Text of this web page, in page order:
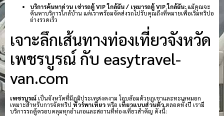
บริการค้นหาด่วน เช่ารถตู้ VIP ใกล้ฉัน / เหมารถตู้ VIP ใกล้ฉัน:แม้คุณจะ
ค้นหาบริการใกล้บ้าน แต่เราพร้อมจัดส่งรถไปรับคุณถึงที่หมายเพื่อเริ่มทริปอ
ย่างรวดเร็ว
เจาะลึกเส้นทางท่องเที่ยวจังหวัด
เพชรบูรณ์ กับ easytravel-
van.com
เพชรบูรณ์เป็นจังหวัดที่มีภูมิประเทศงดงาม โอบล้อมด้วยภูเขาและทะเลหมอก
เหมาะสำหรับการจัดทริป ทัวร์พาเที่ยวหรือ เที่ยวแบบส่วนตัวตลอดทั้งปี เรามี
บริการรถตู้ครอบคลุมทุกอำเภอและสถานที่ท่องเที่ยวสำคัญ ดังนี้: